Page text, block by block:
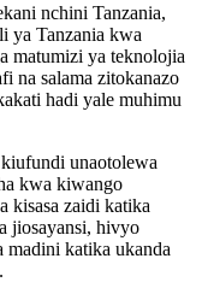
nchini Tanzania,
ya Tanzania kwa
matumizi ya teknolojia
na salama zitokanazo
hadi yale muhimu
unaotolewa
kwa kiwango
kisasa zaidi katika
jiosayansi, hivyo
katika ukanda